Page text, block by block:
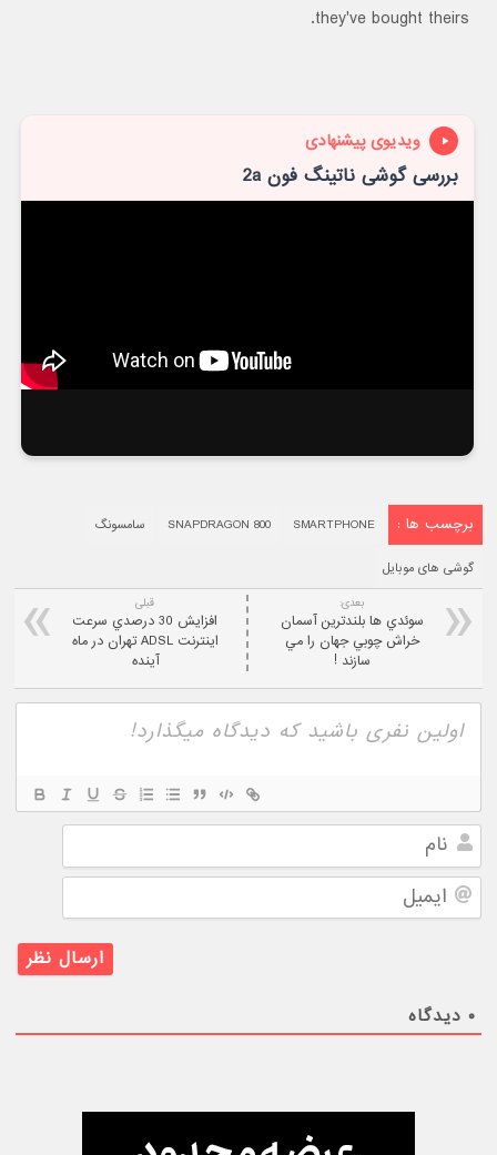
they've bought theirs.
ویدیوی پیشنهادی
بررسی گوشی ناتینگ فون 2a
برچسب ها : SMARTPHONE
SNAPDRAGON 800 سامسونگ
گوشی های موبایل
قبلی
افزايش 30 درصدي سرعت
اينترنت ADSL تهران در ماه
آينده
بعدی:
سوئدي ها بلندترين آسمان
خراش چوبي جهان را مي
سازند !
نام
ایمیل
۰ دیدگاه